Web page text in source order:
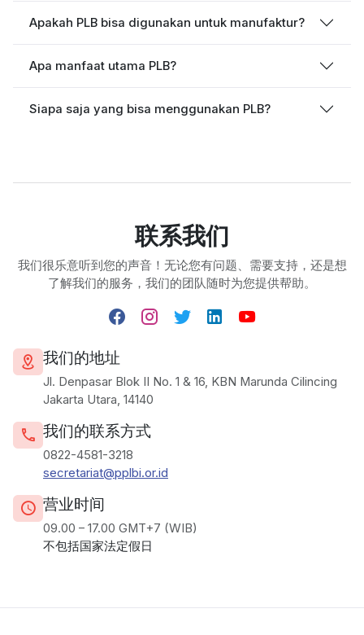
Apakah PLB bisa digunakan untuk manufaktur?
Apa manfaat utama PLB?
Siapa saja yang bisa menggunakan PLB?
联系我们
我们很乐意听到您的声音！无论您有问题、需要支持，还是想
了解我们的服务，我们的团队随时为您提供帮助。
我们的地址
Jl. Denpasar Blok II No. 1 & 16, KBN Marunda Cilincing
Jakarta Utara, 14140
我们的联系方式
0822-4581-3218
secretariat@pplbi.or.id
营业时间
09.00 – 17.00 GMT+7 (WIB)
不包括国家法定假日